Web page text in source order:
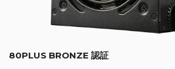
80PLUS BRONZE 認証